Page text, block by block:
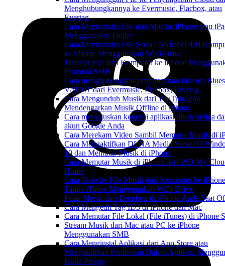
Menghubungkannya ke Evermusic, Flacbox, atau
Evertag
Cara Mentransfer File dari Mac ke iPhone atau
Menggunakan Finder
Cara Mentransfer File Secara Nirkabel dari
ke iPhone Menggunakan WiFi-Drive
Transfer File dari Komputer ke iPhone
Protokol SMB
Cara menghubungkan penyimpanan internal
VAULT dari Evermusic, Flacbox, Evertag
Cara Mengunduh Musik dari YouTube dan
Mendengarkan Musik Offline di iPhone
Cara memutuskan koneksi aplikasi pihak ketiga
akun Google Anda
Cara Merekam Video Sambil Memutar Musik di
Cara Mengaktifkan DLNA Media Server di
10 dan Memutar Musik di iPhone
Cara Memutar Musik di iPhone dari WD My
Home
Cara Transfer File Musik dari Komputer ke iPhone
Tanpa iTunes Menggunakan WiFi-Drive
Putar Musik dari Dropbox di iPhone Anda Saat
Cara Mengedit Tag ID3 di iPhone dan Mac
Cara Memutar File Lokal (File iTunes) di iPhone
Stream Musik dari Mac atau PC ke iPhone
Menggunakan SMB
Cara Menginstal Aplikasi dari App Store atau
Mengaktifkan Pembelian Dalam Aplikasi
Kode Promo